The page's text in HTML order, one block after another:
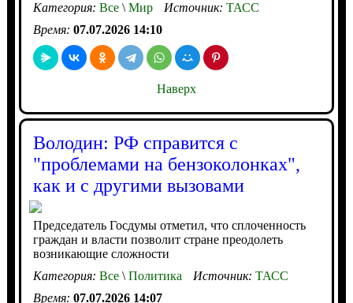
Категория: Все\Мир Источник: ТАСС
Время: 07.07.2026 14:10
Наверх
Володин: РФ справится с
"проблемами на бензоколонках",
как и с другими вызовами
Председатель Госдумы отметил, что сплоченность
граждан и власти позволит стране преодолеть
возникающие сложности
Категория: Все\Политика Источник: ТАСС
Время: 07.07.2026 14:07